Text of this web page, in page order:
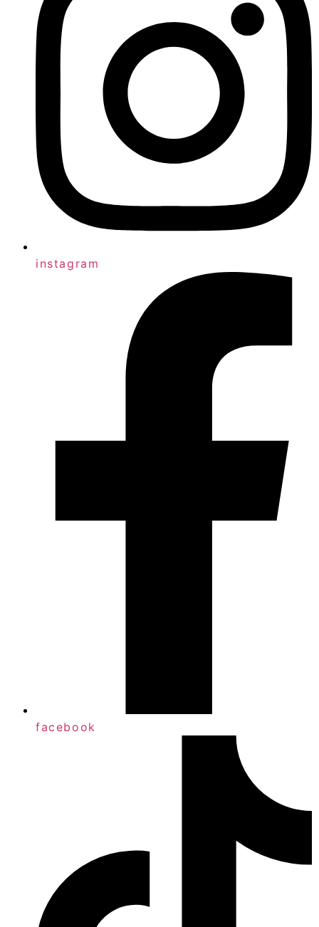
instagram
facebook